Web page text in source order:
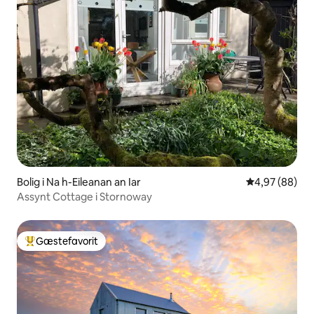
Bolig i Na h-Eileanan an Iar 4,97 ud af 5 i
4,97 (88)
Assynt Cottage i Stornoway
Bedste gæstefavorit
Gæstefavorit